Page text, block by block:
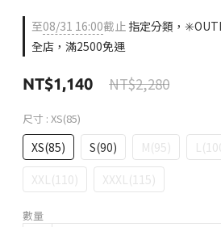
至08/31 16:00截止 指定分類，
全店，滿2500免運
NT$1,140 NT$2,280
尺寸 : XS(85)
XS(85) S(90) M(95)
XXL(110)
XXXL(115)
數量